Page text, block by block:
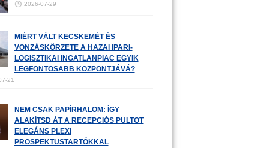
2026-07-29
MIÉRT VÁLT KECSKEMÉT ÉS
VONZÁSKÖRZETE A HAZAI IPARI-
LOGISZTIKAI INGATLANPIAC EGYIK
LEGFONTOSABB KÖZPONTJÁVÁ?
21
NEM CSAK PAPÍRHALOM: ÍGY
ALAKÍTSD ÁT A RECEPCIÓS PULTOT
ELEGÁNS PLEXI
PROSPEKTUSTARTÓKKAL